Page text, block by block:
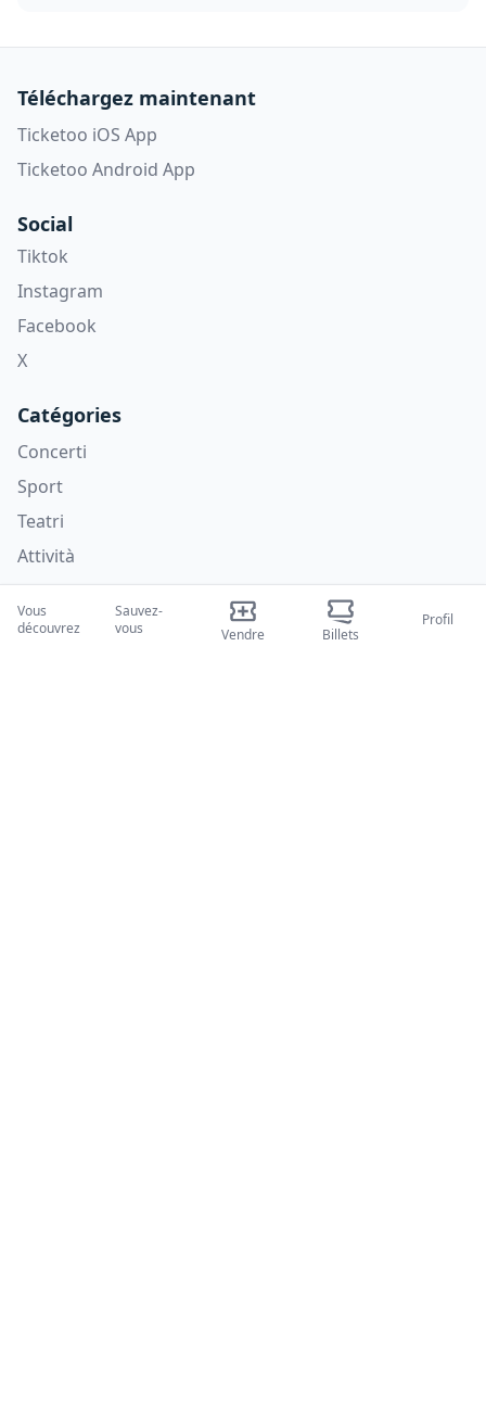
Téléchargez maintenant
Ticketoo iOS App
Ticketoo Android App
Social
Tiktok
Instagram
Facebook
X
Catégories
Concerti
Sport
Teatri
Attività
Qui nous sommes
Vous
découvrez
Sauvez-
vous
Vendre Billets
Profil